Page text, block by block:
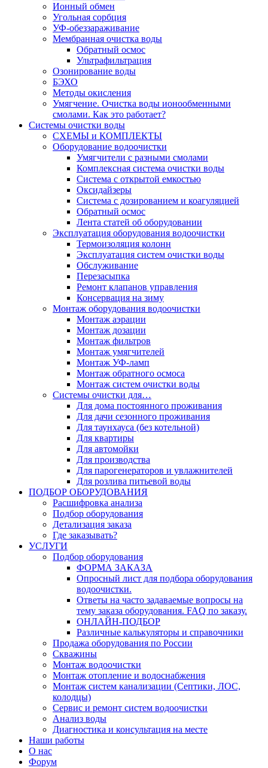
Ионный обмен
Угольная сорбция
УФ-обеззараживание
Мембранная очистка воды
Обратный осмос
Ультрафильтрация
Озонирование воды
БЭХО
Методы окисления
Умягчение. Очистка воды ионообменными
смолами. Как это работает?
Системы очистки воды
СХЕМЫ и КОМПЛЕКТЫ
Оборудование водоочистки
Умягчители с разными смолами
Комплексная система очистки воды
Система с открытой емкостью
Оксидайзеры
Система с дозированием и коагуляцией
Обратный осмос
Лента статей об оборудовании
Эксплуатация оборудования водоочистки
Термоизоляция колонн
Эксплуатация систем очистки воды
Обслуживание
Перезасыпка
Ремонт клапанов управления
Консервация на зиму
Монтаж оборудования водоочистки
Монтаж аэрации
Монтаж дозации
Монтаж фильтров
Монтаж умягчителей
Монтаж УФ-ламп
Монтаж обратного осмоса
Монтаж систем очистки воды
Системы очистки для…
Для дома постоянного проживания
Для дачи сезонного проживания
Для таунхауса (без котельной)
Для квартиры
Для автомойки
Для производства
Для парогенераторов и увлажнителей
Для розлива питьевой воды
ПОДБОР ОБОРУДОВАНИЯ
Расшифровка анализа
Подбор оборудования
Детализация заказа
Где заказывать?
УСЛУГИ
Подбор оборудования
ФОРМА ЗАКАЗА
Опросный лист для подбора оборудования
водоочистки.
Ответы на часто задаваемые вопросы на
тему заказа оборудования. FAQ по заказу.
ОНЛАЙН-ПОДБОР
Различные калькуляторы и справочники
Продажа оборудования по России
Скважины
Монтаж водоочистки
Монтаж отопление и водоснабжения
Монтаж систем канализации (Септики, ЛОС,
колодцы)
Сервис и ремонт систем водоочистки
Анализ воды
Диагностика и консультация на месте
Наши работы
О нас
Форум